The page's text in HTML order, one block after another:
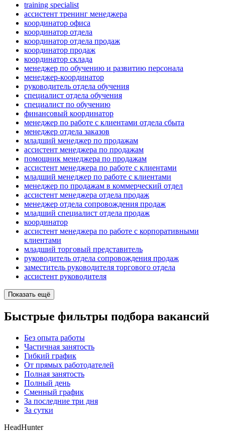
training specialist
ассистент тренинг менеджера
координатор офиса
координатор отдела
координатор отдела продаж
координатор продаж
координатор склада
менеджер по обучению и развитию персонала
менеджер-координатор
руководитель отдела обучения
специалист отдела обучения
специалист по обучению
финансовый координатор
менеджер по работе с клиентами отдела сбыта
менеджер отдела заказов
младший менеджер по продажам
ассистент менеджера по продажам
помощник менеджера по продажам
ассистент менеджера по работе с клиентами
младший менеджер по работе с клиентами
менеджер по продажам в коммерческий отдел
ассистент менеджера отдела продаж
менеджер отдела сопровождения продаж
младший специалист отдела продаж
координатор
ассистент менеджера по работе с корпоративными
клиентами
младший торговый представитель
руководитель отдела сопровождения продаж
заместитель руководителя торгового отдела
ассистент руководителя
Показать ещё
Быстрые фильтры подбора вакансий
Без опыта работы
Частичная занятость
Гибкий график
От прямых работодателей
Полная занятость
Полный день
Сменный график
За последние три дня
За сутки
HeadHunter